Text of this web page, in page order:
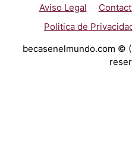
Aviso Legal
Politica de
becasenelmundo.com ©